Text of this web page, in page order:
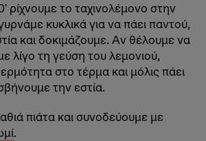
ρίχνουμε το ταχινολέμονο στην
κυκλικά για να πάει παντού,
και δοκιμάζουμε. Αν θέλουμε να
λίγο τη γεύση του λεμονιού,
στο τέρμα και μόλις πάει
την εστία.
πιάτα και συνοδεύουμε με
.